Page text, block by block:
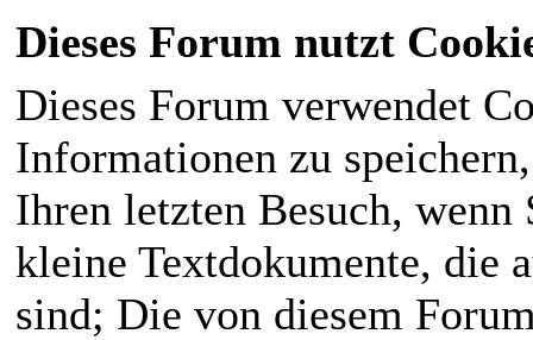
Dieses Forum nutzt
Dieses Forum verwendet
Informationen zu
Ihren letzten Besuch,
kleine Textdokumente, die
sind; Die von diesem